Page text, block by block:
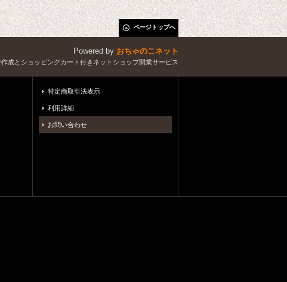
ページトップへ
Powered by おちゃのこネット
成とショッピングカート付きネットショップ開業サービス
特定商取引法表示
利用詳細
お問い合わせ